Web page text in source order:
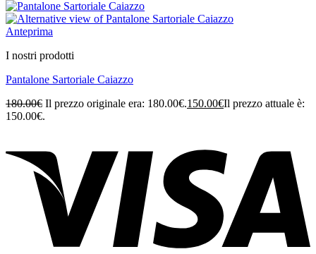
Anteprima
I nostri prodotti
Pantalone Sartoriale Caiazzo
180.00€ Il prezzo originale era: 180.00€.150.00€Il prezzo attuale è:
150.00€.